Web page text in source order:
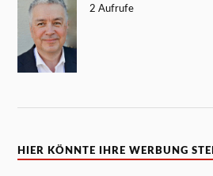
2 Aufrufe
HIER KÖNNTE IHRE WERBUNG